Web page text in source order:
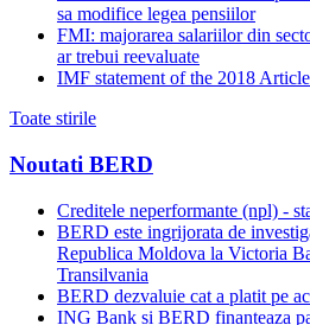
sa modifice legea pensiilor
FMI: majorarea salariilor din
ar trebui reevaluate
IMF statement of the 2018
Toate stirile
Noutati BERD
Creditele neperformante (npl) -
BERD este ingrijorata de
Republica Moldova la Victoria
Transilvania
BERD dezvaluie cat a platit pe
ING Bank si BERD finanteaza